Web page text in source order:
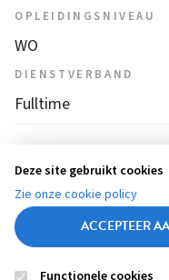
OPLEIDINGSNIVEAU
WO
DIENSTVERBAND
Fulltime
1 2 3
Deze site gebruikt cookies
Zie onze cookie policy
ACCEPTEER
Functionele cookies